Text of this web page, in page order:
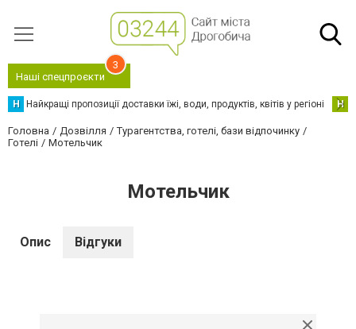
Наші спецпроєкти
3
Н Найкращі пропозиції доставки їжі, води, продуктів, квітів у регіоні Н
Головна Дозвілля
Турагентства, готелі, бази відпочинку
Готелі
Мотельчик
Мотельчик
Опис Відгуки